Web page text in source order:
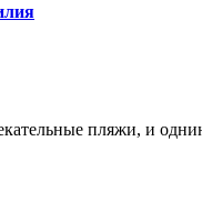
пляжи, и